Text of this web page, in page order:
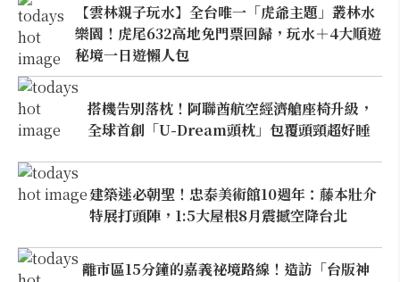
【雲林親子玩水】全台唯一「虎爺主題」叢林水
樂園！虎尾632高地免門票回歸，玩水＋4大順遊
秘境一日遊懶人包
搭機告別落枕！阿聯酋航空經濟艙座椅升級，
全球首創「U-Dream頭枕」包覆頭頸超好睡
建築迷必朝聖！忠泰美術館10週年：藤本壯介
特展打頭陣，1:5大屋根8月震撼空降台北
離市區15分鐘的嘉義祕境路線！造訪「台版神